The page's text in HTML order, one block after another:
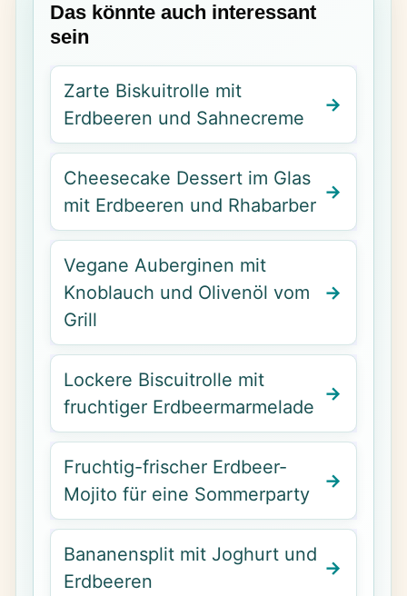
Das könnte auch interessant
sein
Zarte Biskuitrolle mit
Erdbeeren und Sahnecreme
Cheesecake Dessert im Glas
mit Erdbeeren und Rhabarber
Vegane Auberginen mit
Knoblauch und Olivenöl vom
Grill
Lockere Biscuitrolle mit
fruchtiger Erdbeermarmelade
Fruchtig-frischer Erdbeer-
Mojito für eine Sommerparty
Bananensplit mit Joghurt und
Erdbeeren